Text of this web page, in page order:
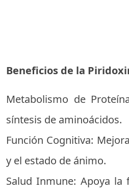
Beneficios de la
Metabolismo de
síntesis de aminoácidos.
Función Cognitiva:
y el estado de ánimo.
Salud Inmune: Apoya la